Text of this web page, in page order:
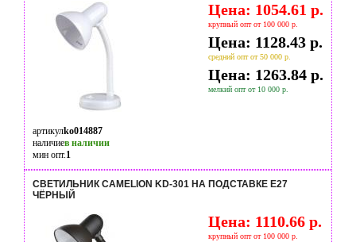
Цена: 1054.61 р.
крупный опт от 100 000 р.
Цена: 1128.43 р.
средний опт от 50 000 р.
Цена: 1263.84 р.
мелкий опт от 10 000 р.
артикулko014887
наличиев наличии
мин опт.1
СВЕТИЛЬНИК CAMELION KD-301 НА ПОДСТАВКЕ Е27
ЧЁРНЫЙ
Цена: 1110.66 р.
крупный опт от 100 000 р.